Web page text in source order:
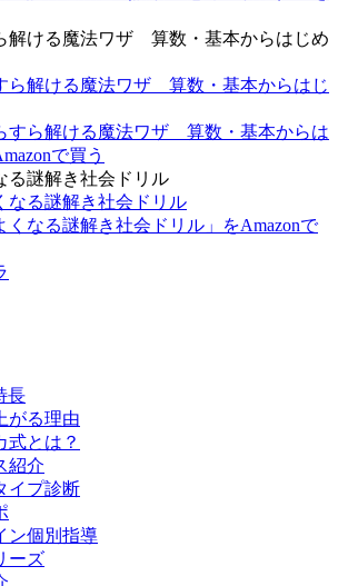
ける魔法ワザ 算数・基本からはじめ
謎解き社会ドリル
長
がる理由
式とは？
紹介
イプ診断
ン個別指導
ーズ